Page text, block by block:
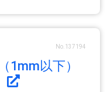
No.137194
1mm以下）